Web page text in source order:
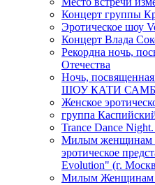
Концерт группы
Эротическое шоу
Концерт Влада
Рекордна ночь,
Отечества
Ночь,
ШОУ КАТИ
Женское
группа
Trance Dance
Милым женщинам
эротическое
Evolution" (г.
Милым Женщинам